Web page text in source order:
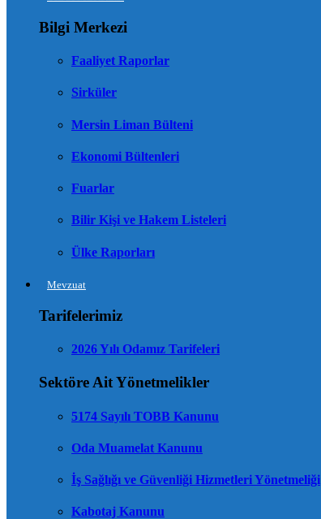
Bilgi Merkezi
Faaliyet Raporlar
Sirküler
Mersin Liman Bülteni
Ekonomi Bültenleri
Fuarlar
Bilir Kişi ve Hakem Listeleri
Ülke Raporları
Mevzuat
Tarifelerimiz
2026 Yılı Odamız Tarifeleri
Sektöre Ait Yönetmelikler
5174 Sayılı TOBB Kanunu
Oda Muamelat Kanunu
İş Sağlığı ve Güvenliği Hizmetleri Yönetmeliği
Kabotaj Kanunu